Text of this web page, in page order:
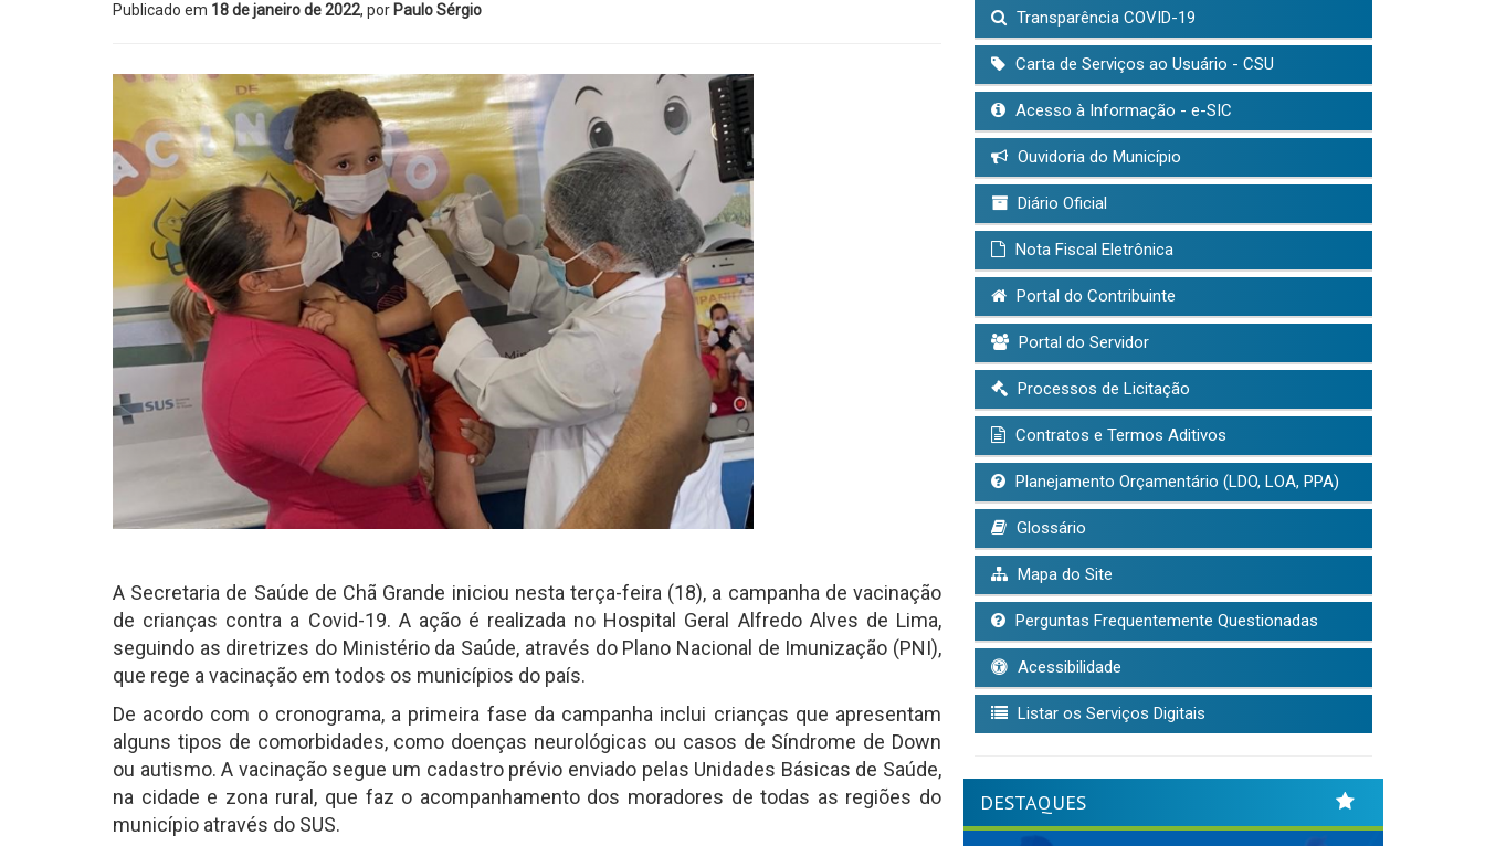
Publicado em 18 de janeiro de 2022, por Paulo Sérgio
A Secretaria de Saúde de Chã Grande iniciou nesta terça-feira (18), a campanha de vacinação
de crianças contra a Covid-19. A ação é realizada no Hospital Geral Alfredo Alves de Lima,
seguindo as diretrizes do Ministério da Saúde, através do Plano Nacional de Imunização (PNI),
que rege a vacinação em todos os municípios do país.
De acordo com o cronograma, a primeira fase da campanha inclui crianças que apresentam
alguns tipos de comorbidades, como doenças neurológicas ou casos de Síndrome de Down
ou autismo. A vacinação segue um cadastro prévio enviado pelas Unidades Básicas de Saúde,
na cidade e zona rural, que faz o acompanhamento dos moradores de todas as regiões do
município através do SUS.
Transparência COVID-19
Carta de Serviços ao Usuário - CSU
Acesso à Informação - e-SIC
Ouvidoria do Município
Diário Oficial
Nota Fiscal Eletrônica
Portal do Contribuinte
Portal do Servidor
Processos de Licitação
Contratos e Termos Aditivos
Planejamento Orçamentário (LDO, LOA, PPA)
Glossário
Mapa do Site
Perguntas Frequentemente Questionadas
Acessibilidade
Listar os Serviços Digitais
DESTAQUES